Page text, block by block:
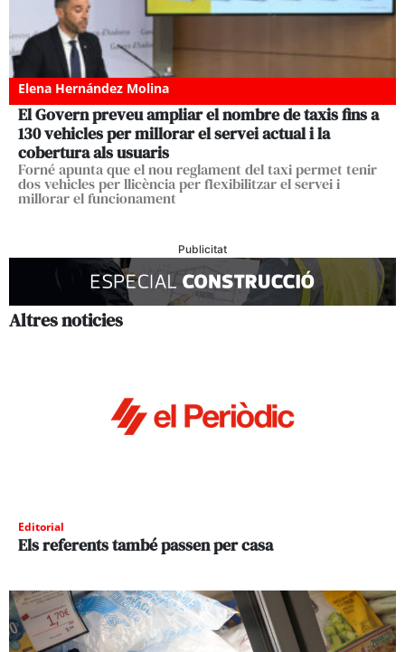
Elena Hernández Molina
El Govern preveu ampliar el nombre de taxis fins a
130 vehicles per millorar el servei actual i la
cobertura als usuaris
Forné apunta que el nou reglament del taxi permet tenir
dos vehicles per llicència per flexibilitzar el servei i
millorar el funcionament
Publicitat
Altres noticies
Editorial
Els referents també passen per casa